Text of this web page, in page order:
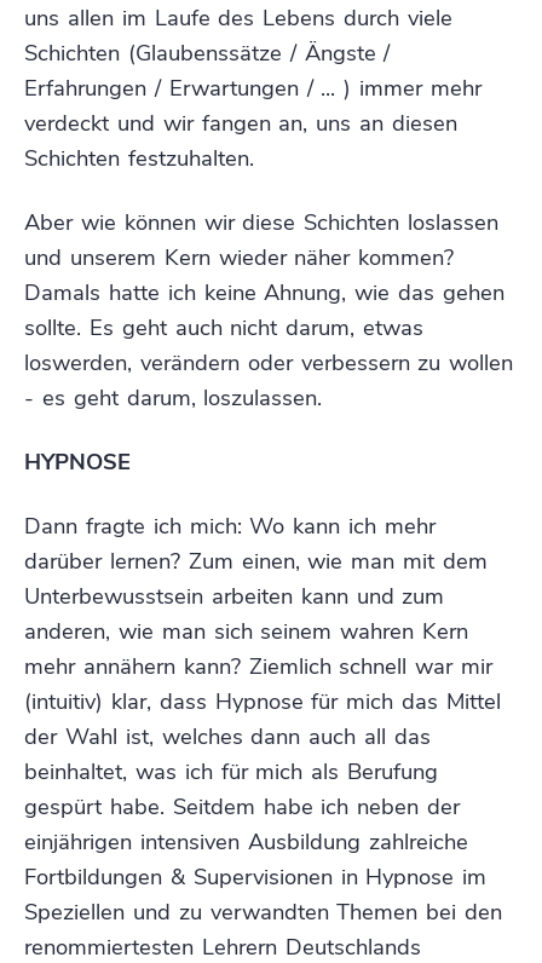
uns allen im Laufe des Lebens durch viele
Schichten (Glaubenssätze / Ängste /
Erfahrungen / Erwartungen / ... ) immer mehr
verdeckt und wir fangen an, uns an diesen
Schichten festzuhalten.
Aber wie können wir diese Schichten loslassen
und unserem Kern wieder näher kommen?
Damals hatte ich keine Ahnung, wie das gehen
sollte. Es geht auch nicht darum, etwas
loswerden, verändern oder verbessern zu wollen
- es geht darum, loszulassen.
HYPNOSE
Dann fragte ich mich: Wo kann ich mehr
darüber lernen? Zum einen, wie man mit dem
Unterbewusstsein arbeiten kann und zum
anderen, wie man sich seinem wahren Kern
mehr annähern kann? Ziemlich schnell war mir
(intuitiv) klar, dass Hypnose für mich das Mittel
der Wahl ist, welches dann auch all das
beinhaltet, was ich für mich als Berufung
gespürt habe. Seitdem habe ich neben der
einjährigen intensiven Ausbildung zahlreiche
Fortbildungen & Supervisionen in Hypnose im
Speziellen und zu verwandten Themen bei den
renommiertesten Lehrern Deutschlands